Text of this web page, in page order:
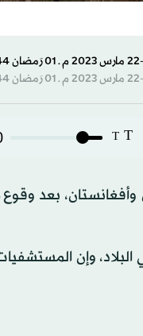
T
T
الأقل لقوا حتفهم، وأصيب أكثر من 90 في باكستان وأفغانستان،
الأقل لقوا حتفهم، وأصيب 44 في شمال غربي البلاد، وإن